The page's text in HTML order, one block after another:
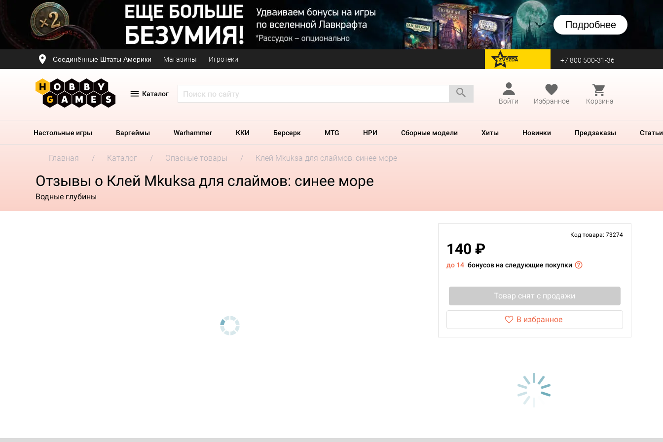
Подробнее
Соединённые Штаты Америки Магазины Игротеки перейти на Zvezda +7 800 500-31-36
Каталог
Войти
Избранное Корзина
Настольные игры Варгеймы Warhammer ККИ Берсерк MTG НРИ Сборные модели Хиты Новинки Предзаказы Статьи
Главная Каталог Опасные товары Клей Mkuksa для слаймов: синее море
Отзывы о Клей Mkuksa для слаймов: синее море
Водные глубины
Код товара: 73274
140 ₽
до 14 бонусов на следующие покупки
Товар снят с продажи
В избранное